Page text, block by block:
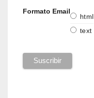
Formato Email
html
text